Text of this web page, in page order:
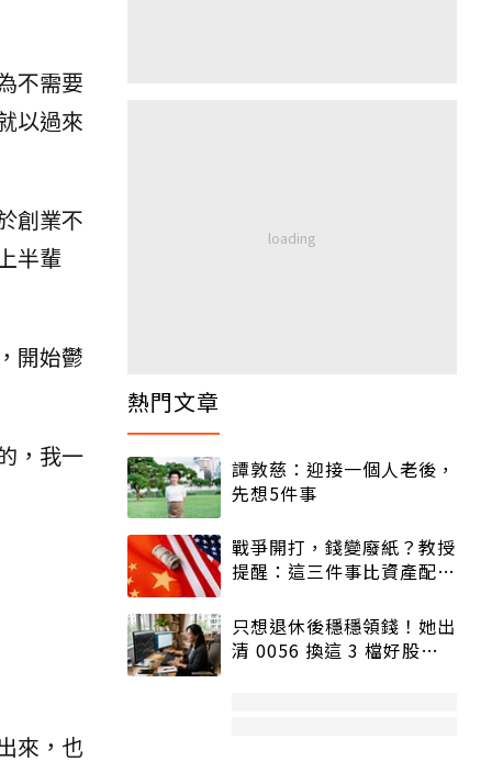
不需要
以過來
創業不
半輩
開始鬱
，我一
來，也
熱門文章
譚敦慈：迎接一個人老後，
先想5件事
戰爭開打，錢變廢紙？教授
提醒：這三件事比資產配置
只想退休後穩穩領錢！她出
清 0056 換這 3 檔好股：